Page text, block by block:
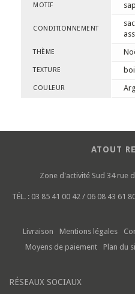
MOTIF
CONDITIONNEMENT
THÈME
TEXTURE
COULEUR
ATOUT
Zone d'activité Sud 34 rue
TÉL. : 03 85 41 00 42 / 06 08 43 61
Livraison Mentions légales
Moyens de paiement
Plan du
RÉSEAUX SOCIAUX